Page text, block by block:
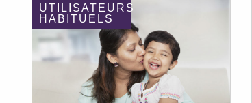
UTILISATEURS
HABITUELS